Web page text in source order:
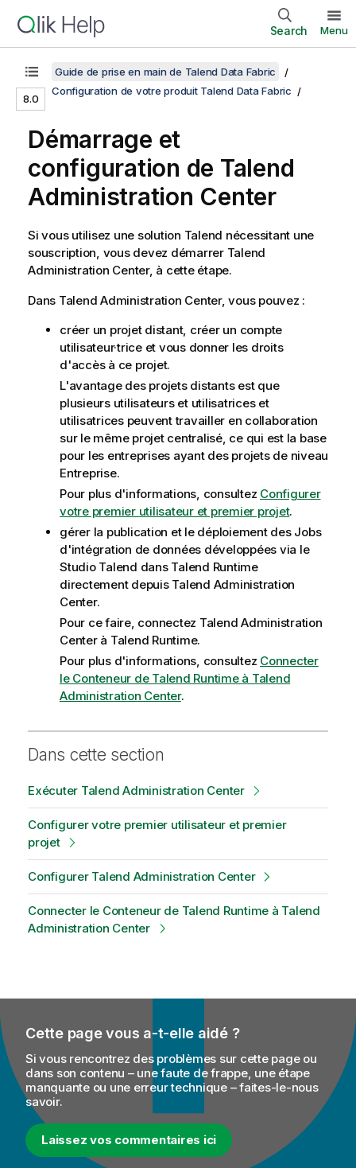
Search Menu
8.0
Guide de prise en main de Talend Data Fabric
Configuration de votre produit Talend Data Fabric
Démarrage et
configuration de Talend
Administration Center
Si vous utilisez une solution Talend nécessitant une
souscription, vous devez démarrer Talend
Administration Center, à cette étape.
Dans Talend Administration Center, vous pouvez :
créer un projet distant, créer un compte
utilisateur·trice et vous donner les droits
d'accès à ce projet.
L'avantage des projets distants est que
plusieurs utilisateurs et utilisatrices et
utilisatrices peuvent travailler en collaboration
sur le même projet centralisé, ce qui est la base
pour les entreprises ayant des projets de niveau
Entreprise.
Pour plus d'informations, consultez Configurer
votre premier utilisateur et premier projet.
gérer la publication et le déploiement des Jobs
d'intégration de données développées via le
Studio Talend dans Talend Runtime
directement depuis Talend Administration
Center.
Pour ce faire, connectez Talend Administration
Centerà Talend Runtime.
Pour plus d'informations, consultez Connecter
le Conteneur de Talend Runtime à Talend
Administration Center.
Dans cette section
Exécuter Talend Administration Center
Configurer votre premier utilisateur et premier
projet
Configurer Talend Administration Center
Connecter le Conteneur de Talend Runtime à Talend
Administration Center
Cette page vous a-t-elle aidé ?
Si vous rencontrez des problèmes sur cette page ou
dans son contenu – une faute de frappe, une étape
manquante ou une erreur technique – faites-le-nous
savoir.
Laissez vos commentaires ici